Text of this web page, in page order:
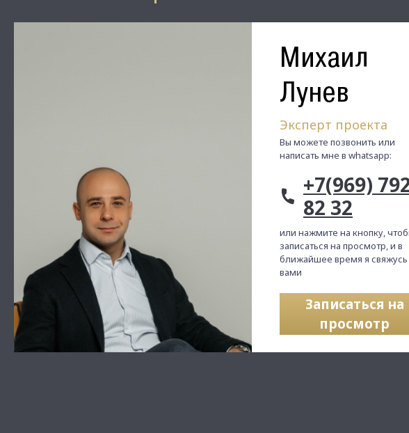
Михаил
Лунев
Эксперт проекта
Вы можете позвонить или
написать мне в whatsapp:
+7(969)
82 32
или нажмите на кнопку,
записаться на просмотр, и в
ближайшее время я свяжусь
вами
Записаться на
просмотр